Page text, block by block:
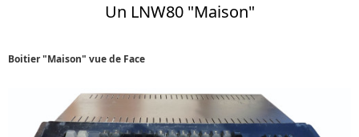
Un LNW80 "Maison"
Boitier "Maison" vue de Face